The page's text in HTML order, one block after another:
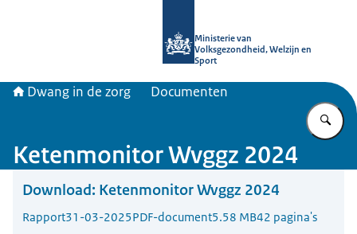
Ministerie van
Volksgezondheid, Welzijn en
Sport
Dwang in de zorg Documenten
Ketenmonitor Wvggz 2024
Download: Ketenmonitor Wvggz 2024
Rapport31-03-2025PDF-document5.58 MB42 pagina's